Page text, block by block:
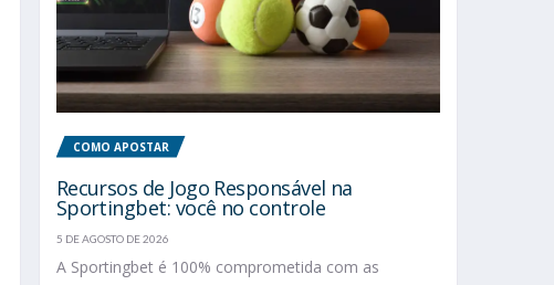
COMO APOSTAR
Recursos de Jogo Responsável na
Sportingbet: você no controle
5 DE AGOSTO DE 2026
A Sportingbet é 100% comprometida com as